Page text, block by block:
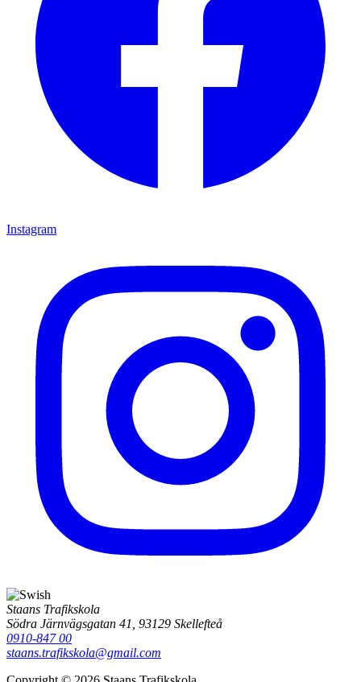
Instagram
Staans Trafikskola
Södra Järnvägsgatan 41, 93129 Skellefteå
0910-847 00
staans.trafikskola@gmail.com